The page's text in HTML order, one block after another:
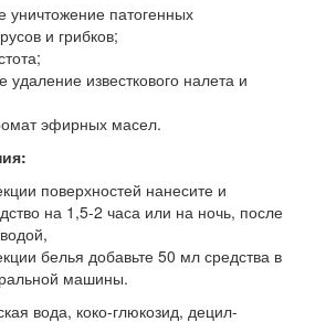
уничтожение патогенных
и грибков;
известкового налета и
эфирных масел.
поверхностей нанесите и
на 1,5-2 часа или на ночь, после
белья добавьте 50 мл средства в
машины.
вода, коко-глюкозид, децил-